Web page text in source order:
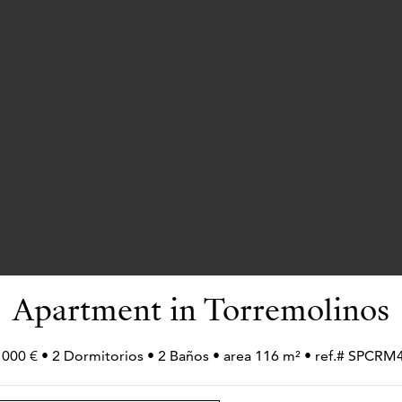
Apartment in Torremolinos
€ • 2 Dormitorios • 2 Baños • area 116 m² • ref.#